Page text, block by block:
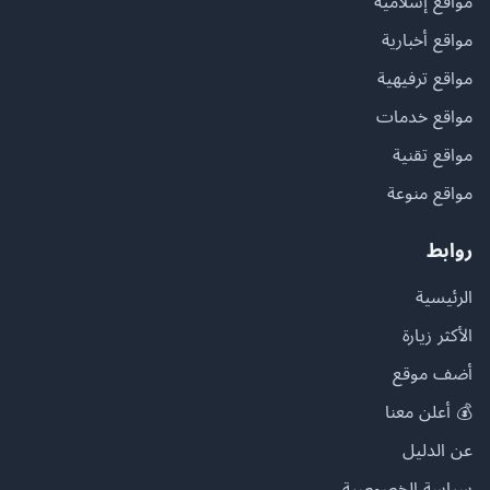
مواقع أخبارية
مواقع ترفيهية
مواقع خدمات
مواقع تقنية
مواقع منوعة
روابط
الرئيسية
الأكثر زيارة
أضف موقع
💰 أعلن معنا
عن الدليل